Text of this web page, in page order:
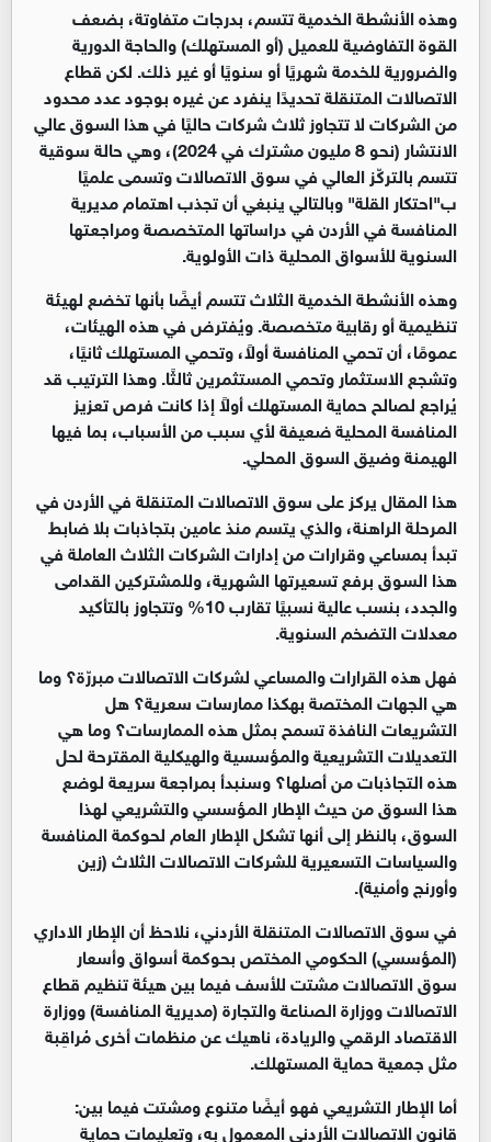
وهذه الأنشطة الخدمية تتسم، بدرجات متفاوتة، بضعف
القوة التفاوضية للعميل (أو المستهلك) والحاجة الدورية
والضرورية للخدمة شهريًا أو سنويًا أو غير ذلك. لكن قطاع
الاتصالات المتنقلة تحديدًا ينفرد عن غيره بوجود عدد محدود
من الشركات لا تتجاوز ثلاث شركات حاليًا في هذا السوق عالي
الانتشار (نحو 8 مليون مشترك في 2024)، وهي حالة سوقية
تتسم بالتركّز العالي في سوق الاتصالات وتسمى علميًا
ب"احتكار القلة" وبالتالي ينبغي أن تجذب اهتمام مديرية
المنافسة في الأردن في دراساتها المتخصصة ومراجعتها
السنوية للأسواق المحلية ذات الأولوية.
وهذه الأنشطة الخدمية الثلاث تتسم أيضًا بأنها تخضع لهيئة
تنظيمية أو رقابية متخصصة. ويُفترض في هذه الهيئات،
عمومًا، أن تحمي المنافسة أولاً، وتحمي المستهلك ثانيًا،
وتشجع الاستثمار وتحمي المستثمرين ثالثًا. وهذا الترتيب قد
يُراجع لصالح حماية المستهلك أولاً إذا كانت فرص تعزيز
المنافسة المحلية ضعيفة لأي سبب من الأسباب، بما فيها
الهيمنة وضيق السوق المحلي.
هذا المقال يركز على سوق الاتصالات المتنقلة في الأردن في
المرحلة الراهنة، والذي يتسم منذ عامين بتجاذبات بلا ضابط
تبدأ بمساعي وقرارات من إدارات الشركات الثلاث العاملة في
هذا السوق برفع تسعيرتها الشهرية، وللمشتركين القدامى
والجدد، بنسب عالية نسبيًا تقارب 10% وتتجاوز بالتأكيد
معدلات التضخم السنوية.
فهل هذه القرارات والمساعي لشركات الاتصالات مبررّة؟ وما
هي الجهات المختصة بهكذا ممارسات سعرية؟ هل
التشريعات النافذة تسمح بمثل هذه الممارسات؟ وما هي
التعديلات التشريعية والمؤسسية والهيكلية المقترحة لحل
هذه التجاذبات من أصلها؟ وسنبدأ بمراجعة سريعة لوضع
هذا السوق من حيث الإطار المؤسسي والتشريعي لهذا
السوق، بالنظر إلى أنها تشكل الإطار العام لحوكمة المنافسة
والسياسات التسعيرية للشركات الاتصالات الثلاث (زين
وأورنج وأمنية).
في سوق الاتصالات المتنقلة الأردني، نلاحظ أن الإطار الاداري
(المؤسسي) الحكومي المختص بحوكمة أسواق وأسعار
سوق الاتصالات مشتت للأسف فيما بين هيئة تنظيم قطاع
الاتصالات ووزارة الصناعة والتجارة (مديرية المنافسة) ووزارة
الاقتصاد الرقمي والريادة، ناهيك عن منظمات أخرى مُراقِبة
مثل جمعية حماية المستهلك.
أما الإطار التشريعي فهو أيضًا متنوع ومشتت فيما بين:
قانون الاتصالات الأردني المعمول به، وتعليمات حماية